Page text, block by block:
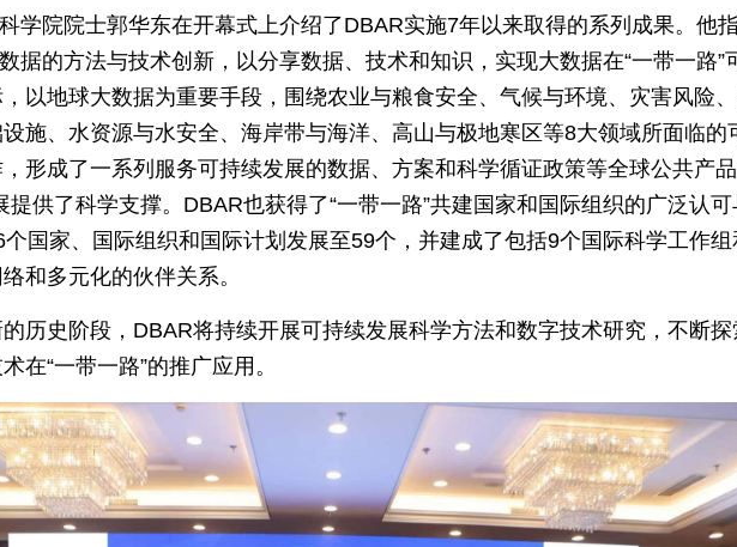
学院院士郭华东在开幕式上介绍了DBAR实施7年以来取得的系列成果。他指
据的方法与技术创新，以分享数据、技术和知识，实现大数据在“一带一路”
以地球大数据为重要手段，围绕农业与粮食安全、气候与环境、灾害风险
施、水资源与水安全、海岸带与海洋、高山与极地寒区等8大领域所面临的
形成了一系列服务可持续发展的数据、方案和科学循证政策等全球公共产
提供了科学支撑。DBAR也获得了“一带一路”共建国家和国际组织的广泛认可
国家、国际组织和国际计划发展至59个，并建成了包括9个国际科学工作组
和多元化的伙伴关系。
历史阶段，DBAR将持续开展可持续发展科学方法和数字技术研究，不断探
在“一带一路”的推广应用。